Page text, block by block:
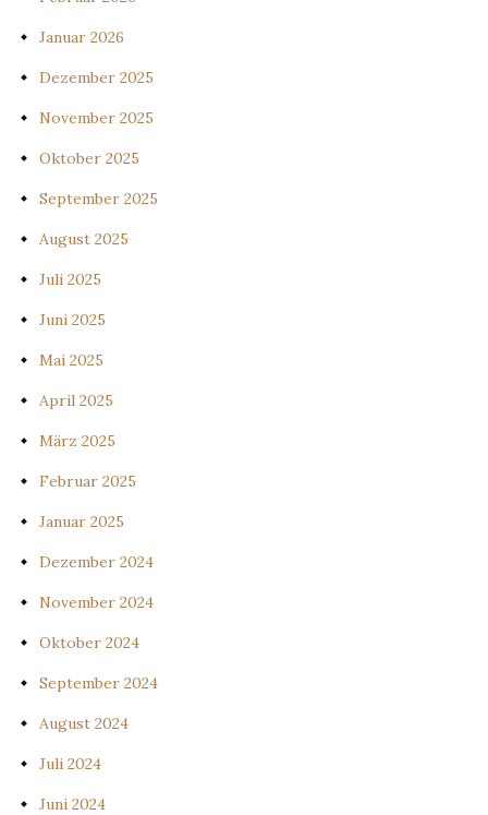
Januar 2026
Dezember 2025
November 2025
Oktober 2025
September 2025
August 2025
Juli 2025
Juni 2025
Mai 2025
April 2025
März 2025
Februar 2025
Januar 2025
Dezember 2024
November 2024
Oktober 2024
September 2024
August 2024
Juli 2024
Juni 2024